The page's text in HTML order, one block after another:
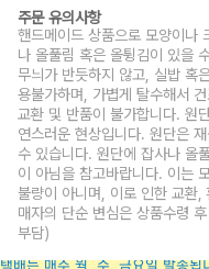
주문 유의사항
핸드메이드 상품으로 모양이나
나 올풀림 혹은 올튕김이 있을
무늬가 반듯하지 않고, 실밥 혹
용불가하며, 가볍게 탈수해서
교환 및 반품이 불가합니다. 원
연스러운 현상입니다. 원단은
수 있습니다. 원단에 잡사나 올
이 아님을 참고바랍니다. 이는
불량이 아니며, 이로 인한 교환
매자의 단순 변심은 상품수령
부담)